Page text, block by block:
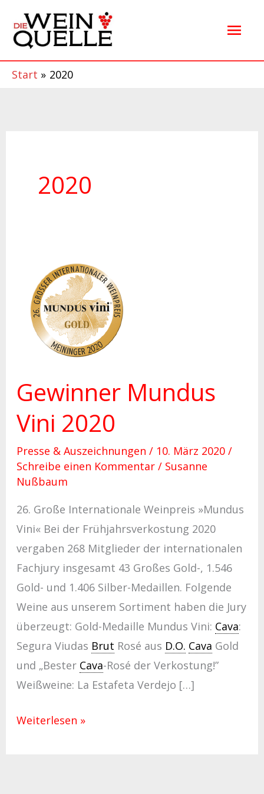
Inhalt
springen
Start 2020
2020
Gewinner Mundus
Vini 2020
Presse & Auszeichnungen / 10. März 2020 /
Schreibe einen Kommentar / Susanne
Nußbaum
26. Große Internationale Weinpreis »Mundus
Vini« Bei der Frühjahrsverkostung 2020
vergaben 268 Mitglieder der internationalen
Fachjury insgesamt 43 Großes Gold-, 1.546
Gold- und 1.406 Silber-Medaillen. Folgende
Weine aus unserem Sortiment haben die Jury
überzeugt: Gold-Medaille Mundus Vini: Cava:
Segura Viudas Brut Rosé aus D.O. Cava Gold
und „Bester Cava-Rosé der Verkostung!”
Weißweine: La Estafeta Verdejo […]
Gewinner
Mundus
Vini
2020
Weiterlesen »